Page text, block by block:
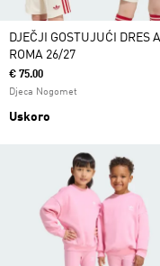
DJEČJI GOSTUJUĆI DRES
ROMA 26/27
€ 75.00
Djeca Nogomet
Uskoro